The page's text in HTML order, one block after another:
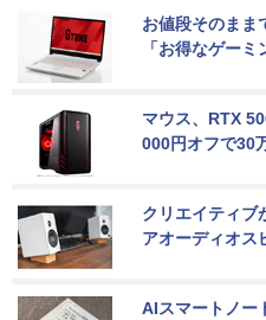
お値段そのまま
「お得なゲーミ
マウス、RTX
000円オフで30
クリエイティブ
アオーディオス
AIスマートノー